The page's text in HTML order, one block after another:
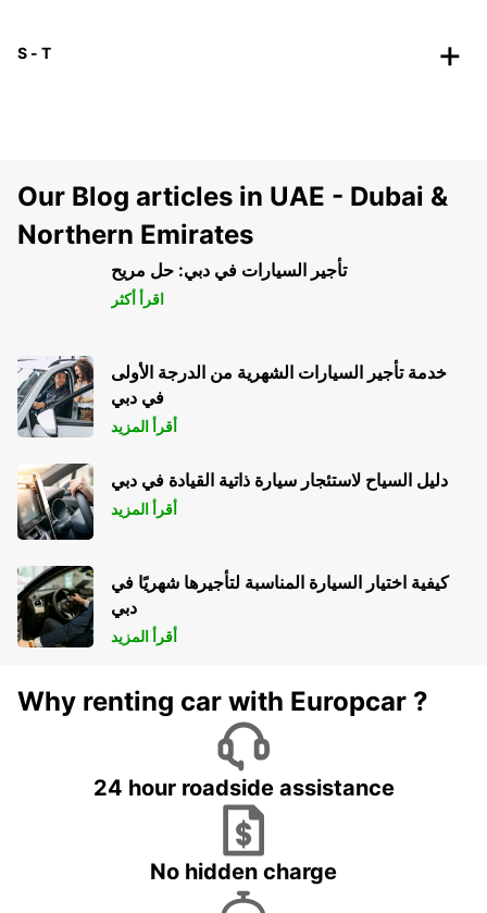
S - T
Our Blog articles in UAE - Dubai &
Northern Emirates
تأجير السيارات في دبي: حل مريح
اقرأ أكثر
خدمة تأجير السيارات الشهرية من الدرجة الأولى
في دبي
أقرأ المزيد
دليل السياح لاستئجار سيارة ذاتية القيادة في دبي
أقرأ المزيد
كيفية اختيار السيارة المناسبة لتأجيرها شهريًا في
دبي
أقرأ المزيد
Why renting car with Europcar ?
24 hour roadside assistance
No hidden charge